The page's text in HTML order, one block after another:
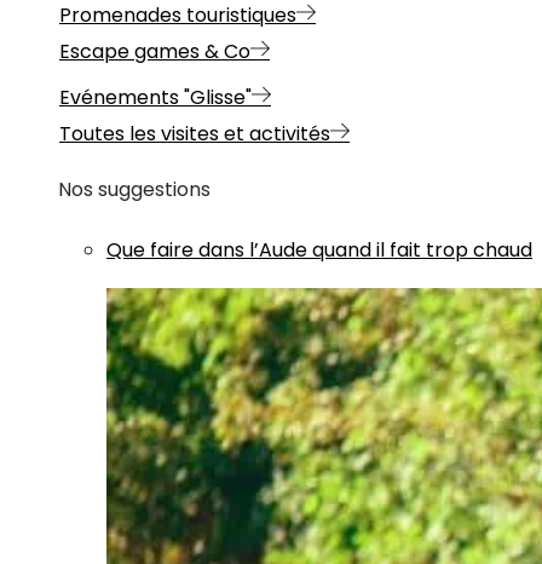
Promenades touristiques
Escape games & Co
Evénements "Glisse"
Toutes les visites et activités
Nos suggestions
Que faire dans l’Aude quand il fait trop chaud